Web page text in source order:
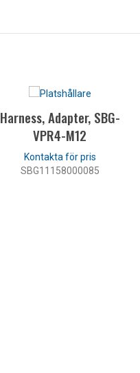
Harness, Adapter, SBG-
VPR4-M12
SBG11158000085